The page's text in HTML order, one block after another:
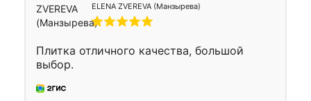
ELENA ZVEREVA (Манзырева)
Плитка отличного качества, большой
выбор.